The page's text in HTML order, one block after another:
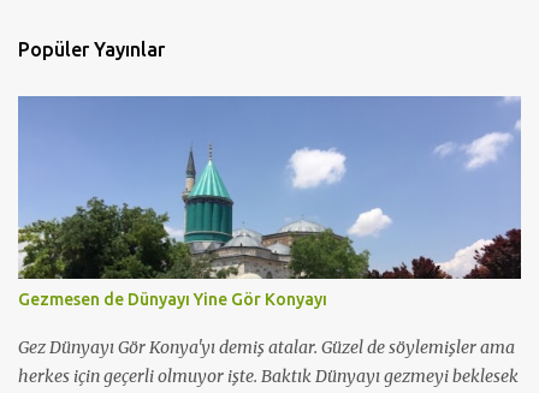
r
Popüler Yayınlar
Gezmesen de Dünyayı Yine Gör Konyayı
Gez Dünyayı Gör Konya'yı demiş atalar. Güzel de söylemişler ama
herkes için geçerli olmuyor işte. Baktık Dünyayı gezmeyi beklesek